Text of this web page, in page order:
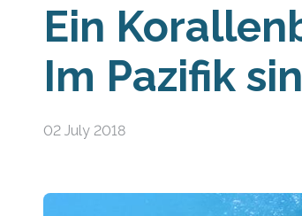
Ein
Im Pazifik
02 July 2018